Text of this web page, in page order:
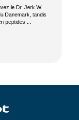
le Dr. Jerk W.
Danemark, tandis
peptides ...